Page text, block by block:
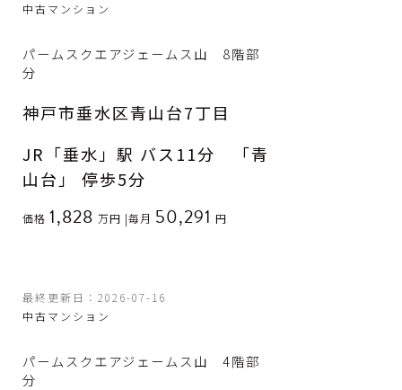
中古マンション
パームスクエアジェームス山 8階部
分
神戸市垂水区青山台7丁目
JR「垂水」駅 バス11分 「青
山台」 停歩5分
価格 1,828 万円 |毎月 50,291 円
最終更新日：2026-07-16
中古マンション
パームスクエアジェームス山 4階部
分